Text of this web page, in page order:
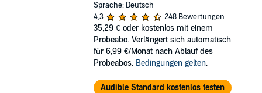
Sprache: Deutsch
4,3
248 Bewertungen
35,29 € oder kostenlos mit einem
Probeabo. Verlängert sich automatisch
für 6,99 €/Monat nach Ablauf des
Probeabos. Bedingungen gelten.
Audible Standard kostenlos testen